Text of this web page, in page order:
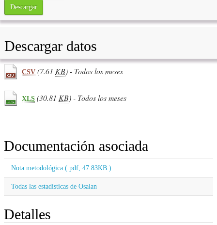
Descargar
Descargar datos
CSV (7.61 KB) - Todos los meses
XLS (30.81 KB) - Todos los meses
Documentación asociada
Nota metodológica (.pdf, 47.83KB.)
Todas las estadísticas de Osalan
Detalles